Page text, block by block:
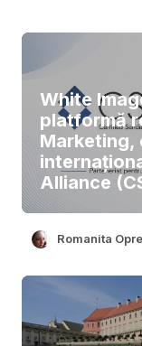
White
platformă
Marketing,
Alliance
Romanita